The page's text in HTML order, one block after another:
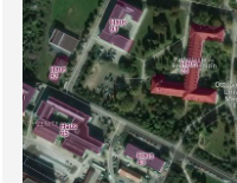
Sicherheitsabfrage: